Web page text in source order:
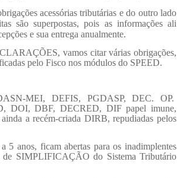
acessórias tributárias e do outro lado
são superpostas, pois as informações ali
e sua entrega anualmente.
vamos citar várias obrigações,
pelo Fisco nos módulos do SPEED.
MEI, DEFIS, PGDASP, DEC. OP.
DOI, DBF, DECRED, DIF papel imune,
a recém-criada DIRB, repudiadas pelos
5 anos, ficam abertas para os inadimplentes
de SIMPLIFICAÇÃO do Sistema Tributário